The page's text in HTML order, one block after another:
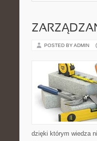
POSTED BY ADMIN
dzięki którym wiedza